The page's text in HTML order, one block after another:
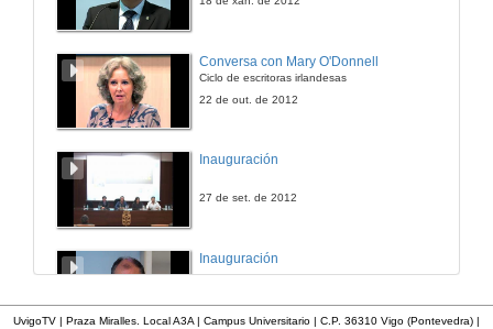
Conversa con Mary O'Donnell
Ciclo de escritoras irlandesas
22 de out. de 2012
Inauguración
27 de set. de 2012
Inauguración
UvigoTV | Praza Miralles. Local A3A | Campus Universitario | C.P. 36310 Vigo (Pontevedra) |